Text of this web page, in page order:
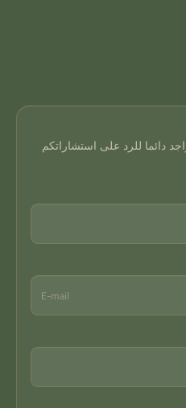
دائما للرد على استشاراتكم